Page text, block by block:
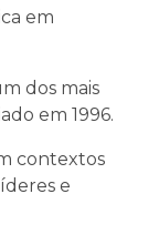
em
dos mais
em 1996.
contextos
e